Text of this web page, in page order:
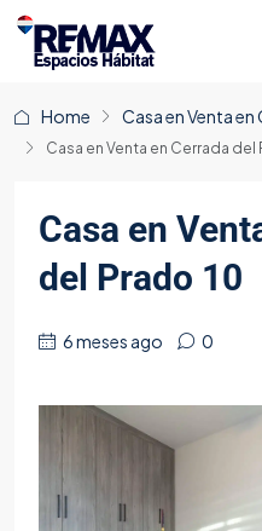
Home Casa en Venta
Casa en Venta en Cerrada del
Casa en
del Prado 10
6 meses ago 0